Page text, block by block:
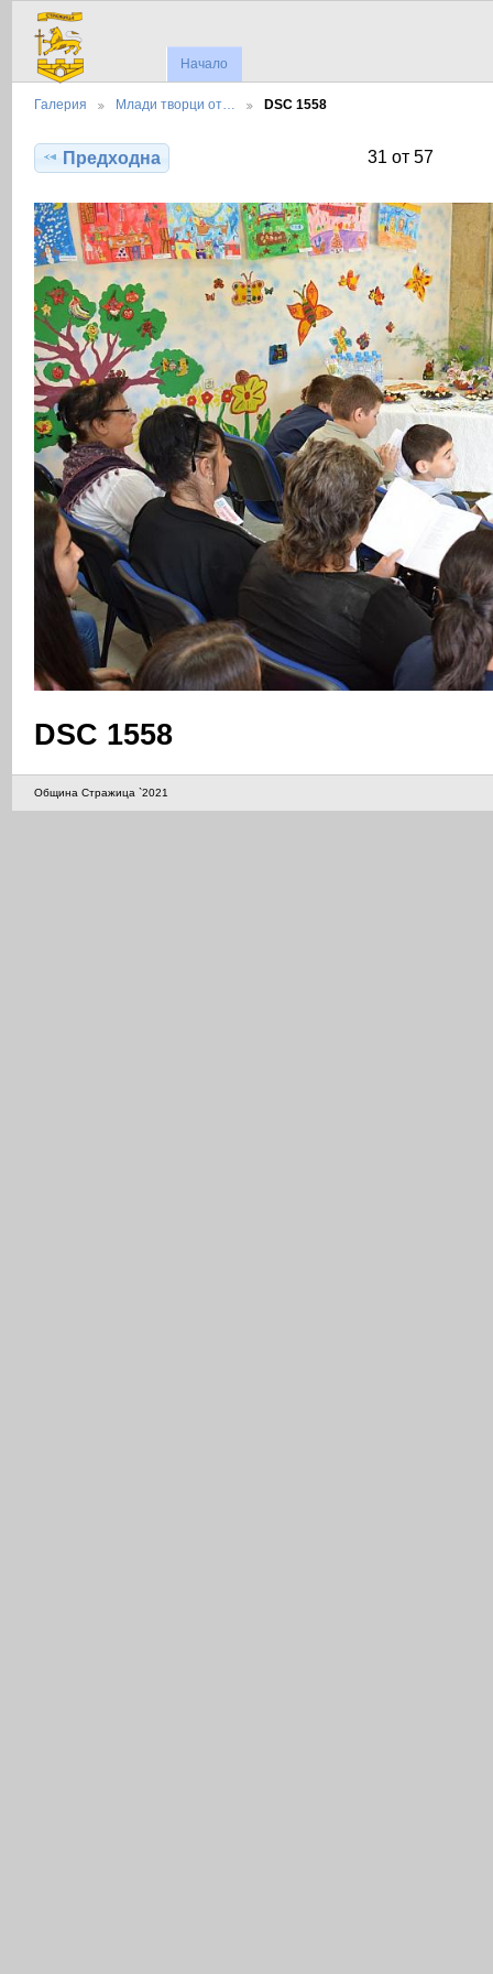
Начало
Галерия Млади творци от… DSC 1558
Предходна 31 от 57
DSC 1558
Община Стражица `2021